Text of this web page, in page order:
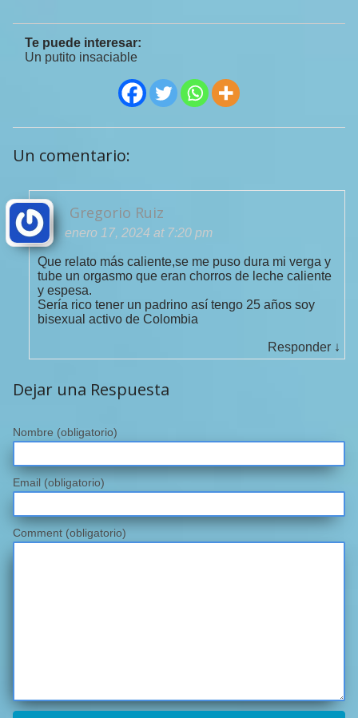
Te puede interesar:
Un putito insaciable
Un comentario:
Gregorio Ruiz
enero 17, 2024 at 7:20 pm
Que relato más caliente,se me puso dura mi verga y
tube un orgasmo que eran chorros de leche caliente
y espesa.
Sería rico tener un padrino así tengo 25 años soy
bisexual activo de Colombia
Responder ↓
Dejar una Respuesta
Nombre (obligatorio)
Email (obligatorio)
Comment (obligatorio)